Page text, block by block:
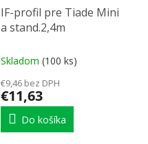
IF-profil pre Tiade Mini
a stand.2,4m
Skladom (100 ks)
€9,46 bez DPH
€11,63
Do košíka